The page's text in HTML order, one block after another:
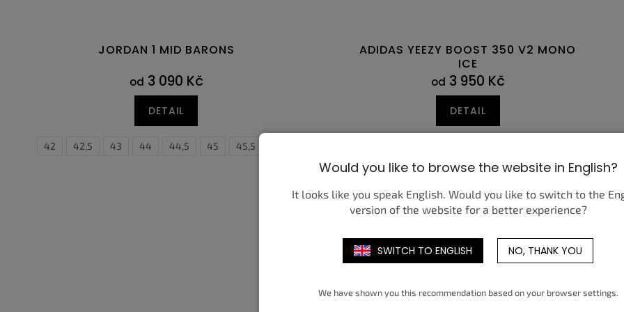
JORDAN 1 MID BARONS
od 3 090 Kč
DETAIL
42 42,5 43 44 44,5 45 45,5
ADIDAS YEEZY BOOST 350 V2 MONO
ICE
od 3 950 Kč
DETAIL
Would you like to browse the website in English?
It looks like you speak English. Would you like to switch to the
version of the website for a better experience?
SWITCH TO ENGLISH NO, THANK YOU
We have shown you this recommendation based on your browser settings.